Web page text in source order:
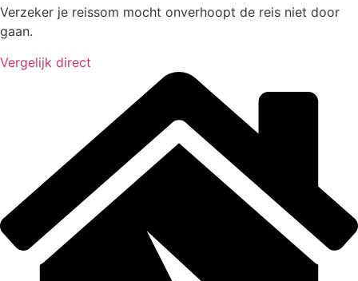
Verzeker je reissom mocht onverhoopt de reis niet door
gaan.
Vergelijk direct